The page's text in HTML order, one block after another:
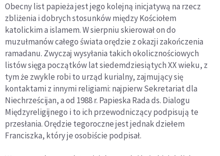
Obecny list papieża jest jego kolejną inicjatywą na rzecz
zbliżenia i dobrych stosunków między Kościołem
katolickim a islamem. W sierpniu skierował on do
muzułmanów całego świata orędzie z okazji zakończenia
ramadanu. Zwyczaj wysyłania takich okolicznościowych
listów sięga początków lat siedemdziesiątych XX wieku, z
tym że zwykle robi to urząd kurialny, zajmujący się
kontaktami z innymi religiami: najpierw Sekretariat dla
Niechrześcijan, a od 1988 r. Papieska Rada ds. Dialogu
Międzyreligijnego i to ich przewodniczący podpisują te
przesłania. Orędzie tegoroczne jest jednak dziełem
Franciszka, który je osobiście podpisał.